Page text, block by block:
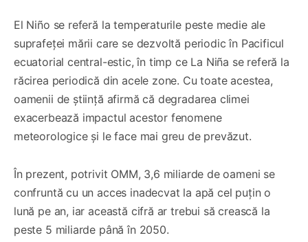
El Niño se referă la temperaturile peste medie ale
suprafeței mării care se dezvoltă periodic în Pacificul
ecuatorial central-estic, în timp ce La Niña se referă la
răcirea periodică din acele zone. Cu toate acestea,
oamenii de știință afirmă că degradarea climei
exacerbează impactul acestor fenomene
meteorologice și le face mai greu de prevăzut.
În prezent, potrivit OMM, 3,6 miliarde de oameni se
confruntă cu un acces inadecvat la apă cel puțin o
lună pe an, iar această cifră ar trebui să crească la
peste 5 miliarde până în 2050.